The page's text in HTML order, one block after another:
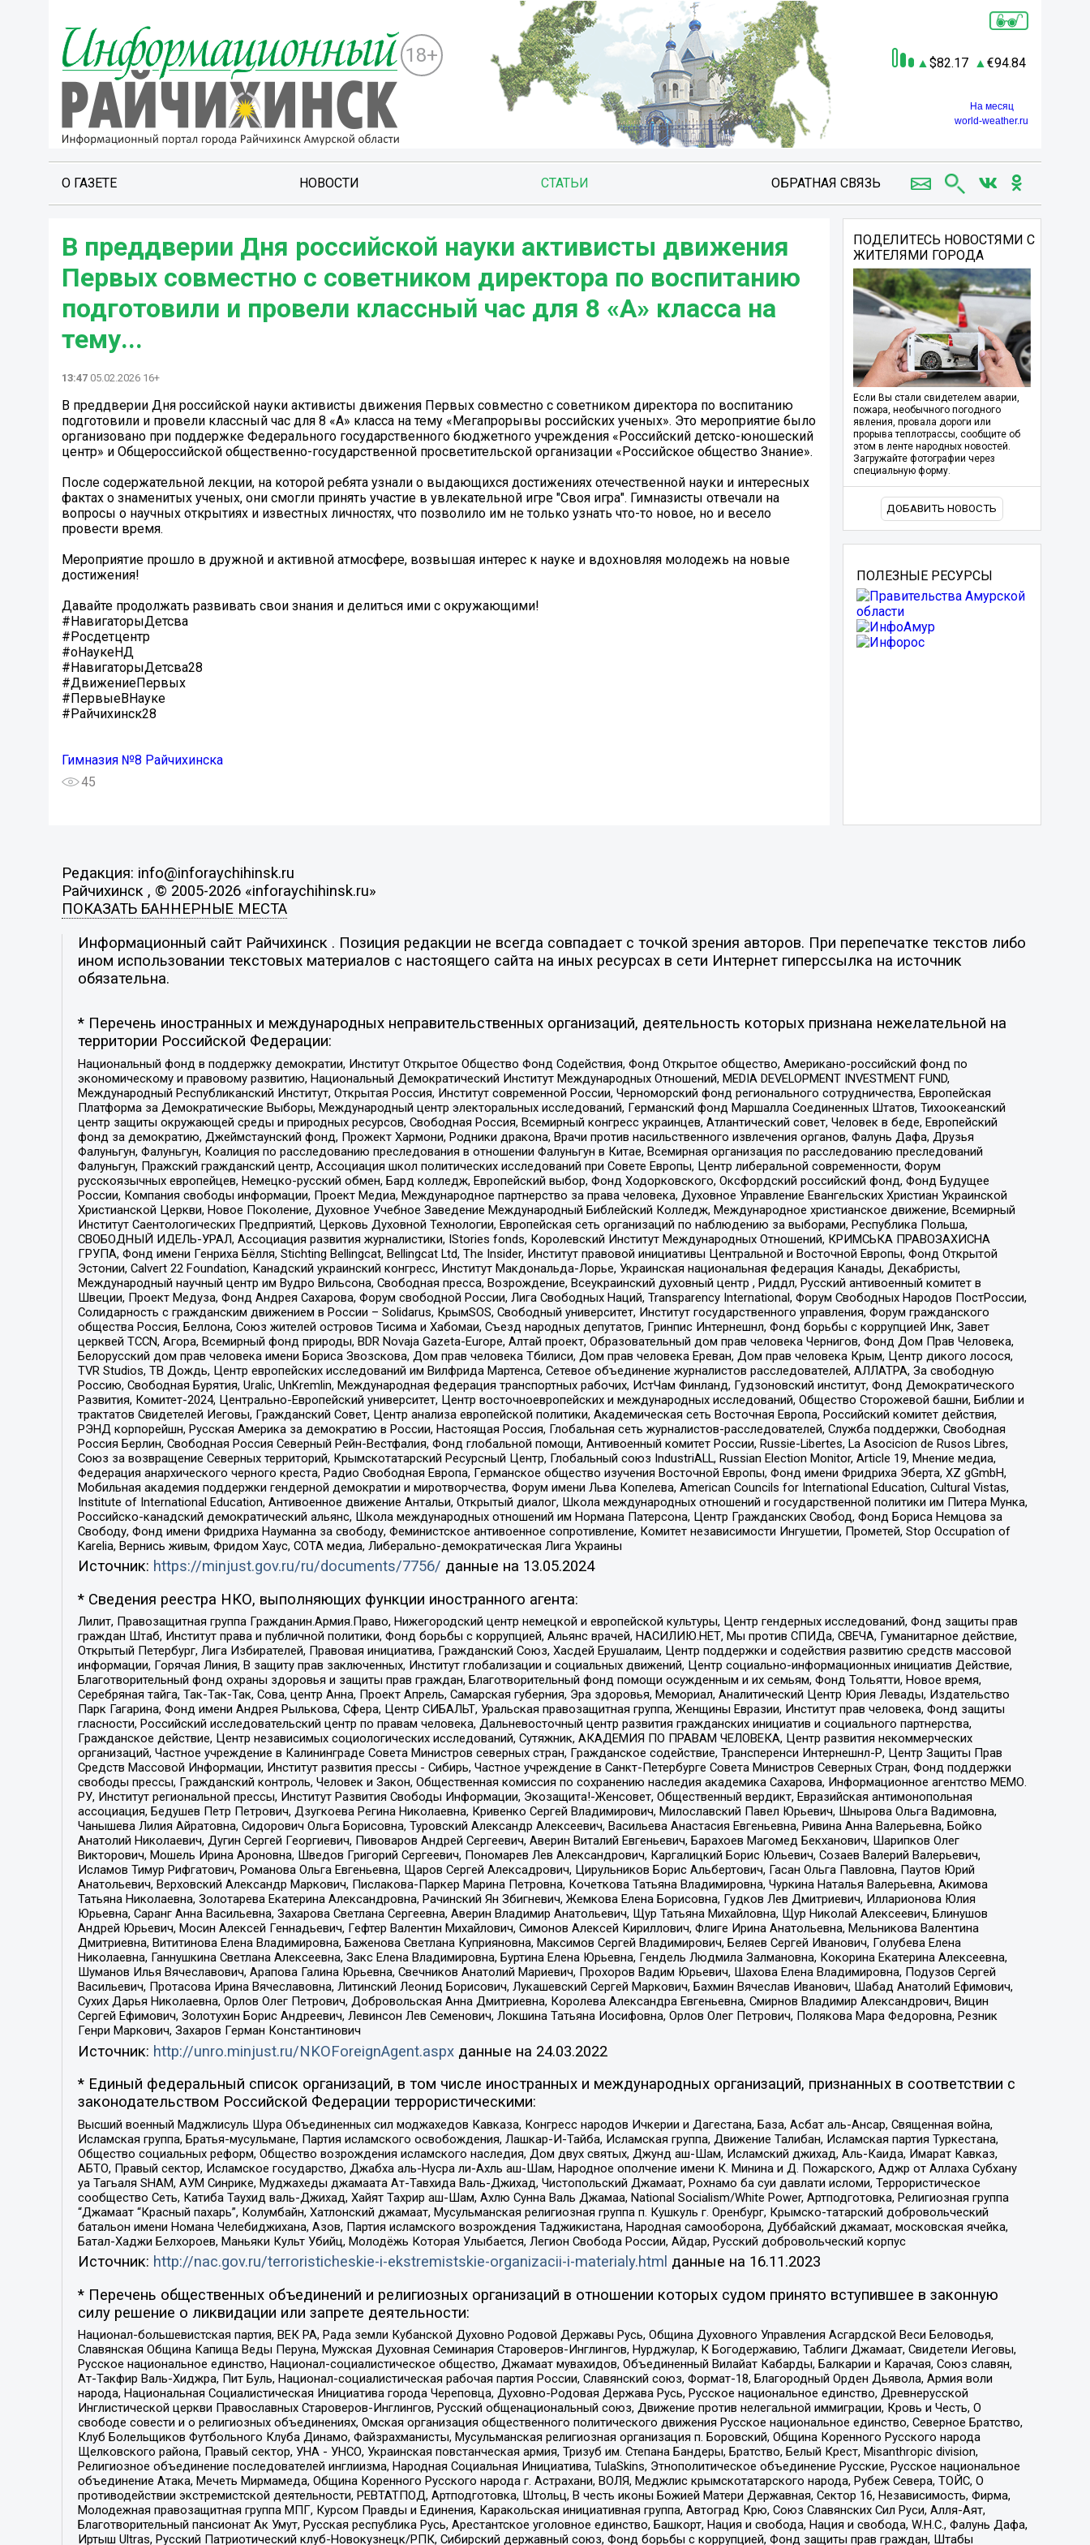
18+ 82.17 94.84
На месяц
world-weather.ru
О ГАЗЕТЕ НОВОСТИ СТАТЬИ ОБРАТНАЯ СВЯЗЬ
В преддверии Дня российской науки активисты движения
Первых совместно с советником директора по воспитанию
подготовили и провели классный час для 8 «А» класса на
тему...
13:47 05.02.2026 16+
В преддверии Дня российской науки активисты движения Первых совместно с советником директора по воспитанию
подготовили и провели классный час для 8 «А» класса на тему «Мегапрорывы российских ученых». Это мероприятие было
организовано при поддержке Федерального государственного бюджетного учреждения «Российский детско-юношеский
центр» и Общероссийской общественно-государственной просветительской организации «Российское общество Знание».
После содержательной лекции, на которой ребята узнали о выдающихся достижениях отечественной науки и интересных
фактах о знаменитых ученых, они смогли принять участие в увлекательной игре "Своя игра". Гимназисты отвечали на
вопросы о научных открытиях и известных личностях, что позволило им не только узнать что-то новое, но и весело
провести время.
Мероприятие прошло в дружной и активной атмосфере, возвышая интерес к науке и вдохновляя молодежь на новые
достижения!
Давайте продолжать развивать свои знания и делиться ими с окружающими!
#НавигаторыДетсва
#Росдетцентр
#оНаукеНД
#НавигаторыДетсва28
#ДвижениеПервых
#ПервыеВНауке
#Райчихинск28
Гимназия №8 Райчихинска
45
ПОДЕЛИТЕСЬ НОВОСТЯМИ С
ЖИТЕЛЯМИ ГОРОДА
Если Вы стали свидетелем аварии,
пожара, необычного погодного
явления, провала дороги или
прорыва теплотрассы, сообщите об
этом в ленте народных новостей.
Загружайте фотографии через
специальную форму.
ДОБАВИТЬ НОВОСТЬ
ПОЛЕЗНЫЕ РЕСУРСЫ
Редакция: info@inforaychihinsk.ru
Райчихинск , © 2005-2026 «inforaychihinsk.ru»
ПОКАЗАТЬ БАННЕРНЫЕ МЕСТА
Информационный сайт Райчихинск . Позиция редакции не всегда совпадает с точкой зрения авторов. При перепечатке текстов либо
ином использовании текстовых материалов с настоящего сайта на иных ресурсах в сети Интернет гиперссылка на источник
обязательна.
* Перечень иностранных и международных неправительственных организаций, деятельность которых признана нежелательной на
территории Российской Федерации:
Национальный фонд в поддержку демократии, Институт Открытое Общество Фонд Содействия, Фонд Открытое общество, Американо-российский фонд по
экономическому и правовому развитию, Национальный Демократический Институт Международных Отношений, MEDIA DEVELOPMENT INVESTMENT FUND,
Международный Республиканский Институт, Открытая Россия, Институт современной России, Черноморский фонд регионального сотрудничества, Европейская
Платформа за Демократические Выборы, Международный центр электоральных исследований, Германский фонд Маршалла Соединенных Штатов, Тихоокеанский
центр защиты окружающей среды и природных ресурсов, Свободная Россия, Всемирный конгресс украинцев, Атлантический совет, Человек в беде, Европейский
фонд за демократию, Джеймстаунский фонд, Прожект Хармони, Родники дракона, Врачи против насильственного извлечения органов, Фалунь Дафа, Друзья
Фалуньгун, Фалуньгун, Коалиция по расследованию преследования в отношении Фалуньгун в Китае, Всемирная организация по расследованию преследований
Фалуньгун, Пражский гражданский центр, Ассоциация школ политических исследований при Совете Европы, Центр либеральной современности, Форум
русскоязычных европейцев, Немецко-русский обмен, Бард колледж, Европейский выбор, Фонд Ходорковского, Оксфордский российский фонд, Фонд Будущее
России, Компания свободы информации, Проект Медиа, Международное партнерство за права человека, Духовное Управление Евангельских Христиан Украинской
Христианской Церкви, Новое Поколение, Духовное Учебное Заведение Международный Библейский Колледж, Международное христианское движение, Всемирный
Институт Саентологических Предприятий, Церковь Духовной Технологии, Европейская сеть организаций по наблюдению за выборами, Республика Польша,
СВОБОДНЫЙ ИДЕЛЬ-УРАЛ, Ассоциация развития журналистики, IStories fonds, Королевский Институт Международных Отношений, КРИМСЬКА ПРАВОЗАХИСНА
ГРУПА, Фонд имени Генриха Бёлля, Stichting Bellingcat, Bellingcat Ltd, The Insider, Институт правовой инициативы Центральной и Восточной Европы, Фонд Открытой
Эстонии, Calvert 22 Foundation, Канадский украинский конгресс, Институт Макдональда-Лорье, Украинская национальная федерация Канады, Декабристы,
Международный научный центр им Вудро Вильсона, Свободная пресса, Возрождение, Всеукраинский духовный центр , Риддл, Русский антивоенный комитет в
Швеции, Проект Медуза, Фонд Андрея Сахарова, Форум свободной России, Лига Свободных Наций, Transparеncy International, Форум Свободных Народов ПостРоссии,
Солидарность с гражданским движением в России – Solidarus, КрымSOS, Свободный университет, Институт государственного управления, Форум гражданского
общества Россия, Беллона, Союз жителей островов Тисима и Хабомаи, Съезд народных депутатов, Гринпис Интернешнл, Фонд борьбы с коррупцией Инк, Завет
церквей TCCN, Агора, Всемирный фонд природы, BDR Novaja Gazeta-Europe, Алтай проект, Образовательный дом прав человека Чернигов, Фонд Дом Прав Человека,
Белорусский дом прав человека имени Бориса Звозскова, Дом прав человека Тбилиси, Дом прав человека Ереван, Дом прав человека Крым, Центр дикого лосося,
TVR Studios, ТВ Дождь, Центр европейских исследований им Вилфрида Мартенса, Сетевое объединение журналистов расследователей, АЛЛАТРА, За свободную
Россию, Свободная Бурятия, Uralic, UnKremlin, Международная федерация транспортных рабочих, ИстЧам Финланд, Гудзоновский институт, Фонд Демократического
Развития, Комитет-2024, Центрально-Европейский университет, Центр восточноевропейских и международных исследований, Общество Сторожевой башни, Библии и
трактатов Свидетелей Иеговы, Гражданский Совет, Центр анализа европейской политики, Академическая сеть Восточная Европа, Российский комитет действия,
РЭНД корпорейшн, Русская Америка за демократию в России, Настоящая Россия, Глобальная сеть журналистов-расследователей, Служба поддержки, Свободная
Россия Берлин, Свободная Россия Северный Рейн-Вестфалия, Фонд глобальной помощи, Антивоенный комитет России, Russie-Libertes, La Asocicion de Rusos Libres,
Союз за возвращение Северных территорий, Крымскотатарский Ресурсный Центр, Глобальный союз IndustriALL, Russian Election Monitor, Article 19, Мнение медиа,
Федерация анархического черного креста, Радио Свободная Европа, Германское общество изучения Восточной Европы, Фонд имени Фридриха Эберта, XZ gGmbH,
Мобильная академия поддержки гендерной демократии и миротворчества, Форум имени Льва Копелева, American Councils for International Education, Cultural Vistas,
Institute of International Education, Антивоенное движение Антальи, Открытый диалог, Школа международных отношений и государственной политики им Питера Мунка,
Российско-канадский демократический альянс, Школа международных отношений им Нормана Патерсона, Центр Гражданских Свобод, Фонд Бориса Немцова за
Свободу, Фонд имени Фридриха Науманна за свободу, Феминистское антивоенное сопротивление, Комитет независимости Ингушетии, Прометей, Stop Occupation of
Karelia, Вернись живым, Фридом Хаус, СОТА медиа, Либерально-демократическая Лига Украины
Источник: https://minjust.gov.ru/ru/documents/7756/ данные на 13.05.2024
* Сведения реестра НКО, выполняющих функции иностранного агента:
Лилит, Правозащитная группа Гражданин.Армия.Право, Нижегородский центр немецкой и европейской культуры, Центр гендерных исследований, Фонд защиты прав
граждан Штаб, Институт права и публичной политики, Фонд борьбы с коррупцией, Альянс врачей, НАСИЛИЮ.НЕТ, Мы против СПИДа, СВЕЧА, Гуманитарное действие,
Открытый Петербург, Лига Избирателей, Правовая инициатива, Гражданский Союз, Хасдей Ерушалаим, Центр поддержки и содействия развитию средств массовой
информации, Горячая Линия, В защиту прав заключенных, Институт глобализации и социальных движений, Центр социально-информационных инициатив Действие,
Благотворительный фонд охраны здоровья и защиты прав граждан, Благотворительный фонд помощи осужденным и их семьям, Фонд Тольятти, Новое время,
Серебряная тайга, Так-Так-Так, Сова, центр Анна, Проект Апрель, Самарская губерния, Эра здоровья, Мемориал, Аналитический Центр Юрия Левады, Издательство
Парк Гагарина, Фонд имени Андрея Рылькова, Сфера, Центр СИБАЛЬТ, Уральская правозащитная группа, Женщины Евразии, Институт прав человека, Фонд защиты
гласности, Российский исследовательский центр по правам человека, Дальневосточный центр развития гражданских инициатив и социального партнерства,
Гражданское действие, Центр независимых социологических исследований, Сутяжник, АКАДЕМИЯ ПО ПРАВАМ ЧЕЛОВЕКА, Центр развития некоммерческих
организаций, Частное учреждение в Калининграде Совета Министров северных стран, Гражданское содействие, Трансперенси Интернешнл-Р, Центр Защиты Прав
Средств Массовой Информации, Институт развития прессы - Сибирь, Частное учреждение в Санкт-Петербурге Совета Министров Северных Стран, Фонд поддержки
свободы прессы, Гражданский контроль, Человек и Закон, Общественная комиссия по сохранению наследия академика Сахарова, Информационное агентство МЕМО.
РУ, Институт региональной прессы, Институт Развития Свободы Информации, Экозащита!-Женсовет, Общественный вердикт, Евразийская антимонопольная
ассоциация, Бедушев Петр Петрович, Дзугкоева Регина Николаевна, Кривенко Сергей Владимирович, Милославский Павел Юрьевич, Шнырова Ольга Вадимовна,
Чанышева Лилия Айратовна, Сидорович Ольга Борисовна, Туровский Александр Алексеевич, Васильева Анастасия Евгеньевна, Ривина Анна Валерьевна, Бойко
Анатолий Николаевич, Дугин Сергей Георгиевич, Пивоваров Андрей Сергеевич, Аверин Виталий Евгеньевич, Барахоев Магомед Бекханович, Шарипков Олег
Викторович, Мошель Ирина Ароновна, Шведов Григорий Сергеевич, Пономарев Лев Александрович, Каргалицкий Борис Юльевич, Созаев Валерий Валерьевич,
Исламов Тимур Рифгатович, Романова Ольга Евгеньевна, Щаров Сергей Алексадрович, Цирульников Борис Альбертович, Гасан Ольга Павловна, Паутов Юрий
Анатольевич, Верховский Александр Маркович, Пислакова-Паркер Марина Петровна, Кочеткова Татьяна Владимировна, Чуркина Наталья Валерьевна, Акимова
Татьяна Николаевна, Золотарева Екатерина Александровна, Рачинский Ян Збигневич, Жемкова Елена Борисовна, Гудков Лев Дмитриевич, Илларионова Юлия
Юрьевна, Саранг Анна Васильевна, Захарова Светлана Сергеевна, Аверин Владимир Анатольевич, Щур Татьяна Михайловна, Щур Николай Алексеевич, Блинушов
Андрей Юрьевич, Мосин Алексей Геннадьевич, Гефтер Валентин Михайлович, Симонов Алексей Кириллович, Флиге Ирина Анатольевна, Мельникова Валентина
Дмитриевна, Вититинова Елена Владимировна, Баженова Светлана Куприяновна, Максимов Сергей Владимирович, Беляев Сергей Иванович, Голубева Елена
Николаевна, Ганнушкина Светлана Алексеевна, Закс Елена Владимировна, Буртина Елена Юрьевна, Гендель Людмила Залмановна, Кокорина Екатерина Алексеевна,
Шуманов Илья Вячеславович, Арапова Галина Юрьевна, Свечников Анатолий Мариевич, Прохоров Вадим Юрьевич, Шахова Елена Владимировна, Подузов Сергей
Васильевич, Протасова Ирина Вячеславовна, Литинский Леонид Борисович, Лукашевский Сергей Маркович, Бахмин Вячеслав Иванович, Шабад Анатолий Ефимович,
Сухих Дарья Николаевна, Орлов Олег Петрович, Добровольская Анна Дмитриевна, Королева Александра Евгеньевна, Смирнов Владимир Александрович, Вицин
Сергей Ефимович, Золотухин Борис Андреевич, Левинсон Лев Семенович, Локшина Татьяна Иосифовна, Орлов Олег Петрович, Полякова Мара Федоровна, Резник
Генри Маркович, Захаров Герман Константинович
Источник: http://unro.minjust.ru/NKOForeignAgent.aspxданные на 24.03.2022
* Единый федеральный список организаций, в том числе иностранных и международных организаций, признанных в соответствии с
законодательством Российской Федерации террористическими:
Высший военный Маджлисуль Шура Объединенных сил моджахедов Кавказа, Конгресс народов Ичкерии и Дагестана, База, Асбат аль-Ансар, Священная война,
Исламская группа, Братья-мусульмане, Партия исламского освобождения, Лашкар-И-Тайба, Исламская группа, Движение Талибан, Исламская партия Туркестана,
Общество социальных реформ, Общество возрождения исламского наследия, Дом двух святых, Джунд аш-Шам, Исламский джихад, Аль-Каида, Имарат Кавказ,
АБТО, Правый сектор, Исламское государство, Джабха аль-Нусра ли-Ахль аш-Шам, Народное ополчение имени К. Минина и Д. Пожарского, Аджр от Аллаха Субхану
уа Тагьаля SHAM, АУМ Синрике, Муджахеды джамаата Ат-Тавхида Валь-Джихад, Чистопольский Джамаат, Рохнамо ба суи давлати исломи, Террористическое
сообщество Сеть, Катиба Таухид валь-Джихад, Хайят Тахрир аш-Шам, Ахлю Сунна Валь Джамаа, National Socialism/White Power, Артподготовка, Религиозная группа
“Джамаат “Красный пахарь”, Колумбайн, Хатлонский джамаат, Мусульманская религиозная группа п. Кушкуль г. Оренбург, Крымско-татарский добровольческий
батальон имени Номана Челебиджихана, Азов, Партия исламского возрождения Таджикистана, Народная самооборона, Дуббайский джамаат, московская ячейка,
Батал-Хаджи Белхороев, Маньяки Культ Убийц, Молодёжь Которая Улыбается, Легион Свобода России, Айдар, Русский добровольческий корпус
Источник: http://nac.gov.ru/terroristicheskie-i-ekstremistskie-organizacii-i-materialy.html данные на 16.11.2023
* Перечень общественных объединений и религиозных организаций в отношении которых судом принято вступившее в законную
силу решение о ликвидации или запрете деятельности:
Национал-большевистская партия, ВЕК РА, Рада земли Кубанской Духовно Родовой Державы Русь, Община Духовного Управления Асгардской Веси Беловодья,
Славянская Община Капища Веды Перуна, Мужская Духовная Семинария Староверов-Инглингов, Нурджулар, К Богодержавию, Таблиги Джамаат, Свидетели Иеговы,
Русское национальное единство, Национал-социалистическое общество, Джамаат мувахидов, Объединенный Вилайат Кабарды, Балкарии и Карачая, Союз славян,
Ат-Такфир Валь-Хиджра, Пит Буль, Национал-социалистическая рабочая партия России, Славянский союз, Формат-18, Благородный Орден Дьявола, Армия воли
народа, Национальная Социалистическая Инициатива города Череповца, Духовно-Родовая Держава Русь, Русское национальное единство, Древнерусской
Инглистической церкви Православных Староверов-Инглингов, Русский общенациональный союз, Движение против нелегальной иммиграции, Кровь и Честь, О
свободе совести и о религиозных объединениях, Омская организация общественного политического движения Русское национальное единство, Северное Братство,
Клуб Болельщиков Футбольного Клуба Динамо, Файзрахманисты, Мусульманская религиозная организация п. Боровский, Община Коренного Русского народа
Щелковского района, Правый сектор, УНА - УНСО, Украинская повстанческая армия, Тризуб им. Степана Бандеры, Братство, Белый Крест, Misanthropic division,
Религиозное объединение последователей инглиизма, Народная Социальная Инициатива, TulaSkins, Этнополитическое объединение Русские, Русское национальное
объединение Атака, Мечеть Мирмамеда, Община Коренного Русского народа г. Астрахани, ВОЛЯ, Меджлис крымскотатарского народа, Рубеж Севера, ТОЙС, О
противодействии экстремистской деятельности, РЕВТАТПОД, Артподготовка, Штольц, В честь иконы Божией Матери Державная, Сектор 16, Независимость, Фирма,
Молодежная правозащитная группа МПГ, Курсом Правды и Единения, Каракольская инициативная группа, Автоград Крю, Союз Славянских Сил Руси, Алля-Аят,
Благотворительный пансионат Ак Умут, Русская республика Русь, Арестантское уголовное единство, Башкорт, Нация и свобода, Нация и свобода, W.H.С., Фалунь Дафа,
Иртыш Ultras, Русский Патриотический клуб-Новокузнецк/РПК, Сибирский державный союз, Фонд борьбы с коррупцией, Фонд защиты прав граждан, Штабы